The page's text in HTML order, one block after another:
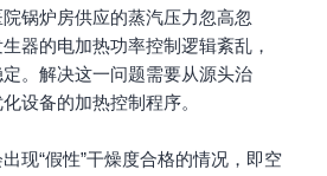
锅炉房供应的蒸汽压力忽高忽
器的电加热功率控制逻辑紊乱，
。解决这一问题需要从源头治
设备的加热控制程序。
现“假性”干燥度合格的情况，即空